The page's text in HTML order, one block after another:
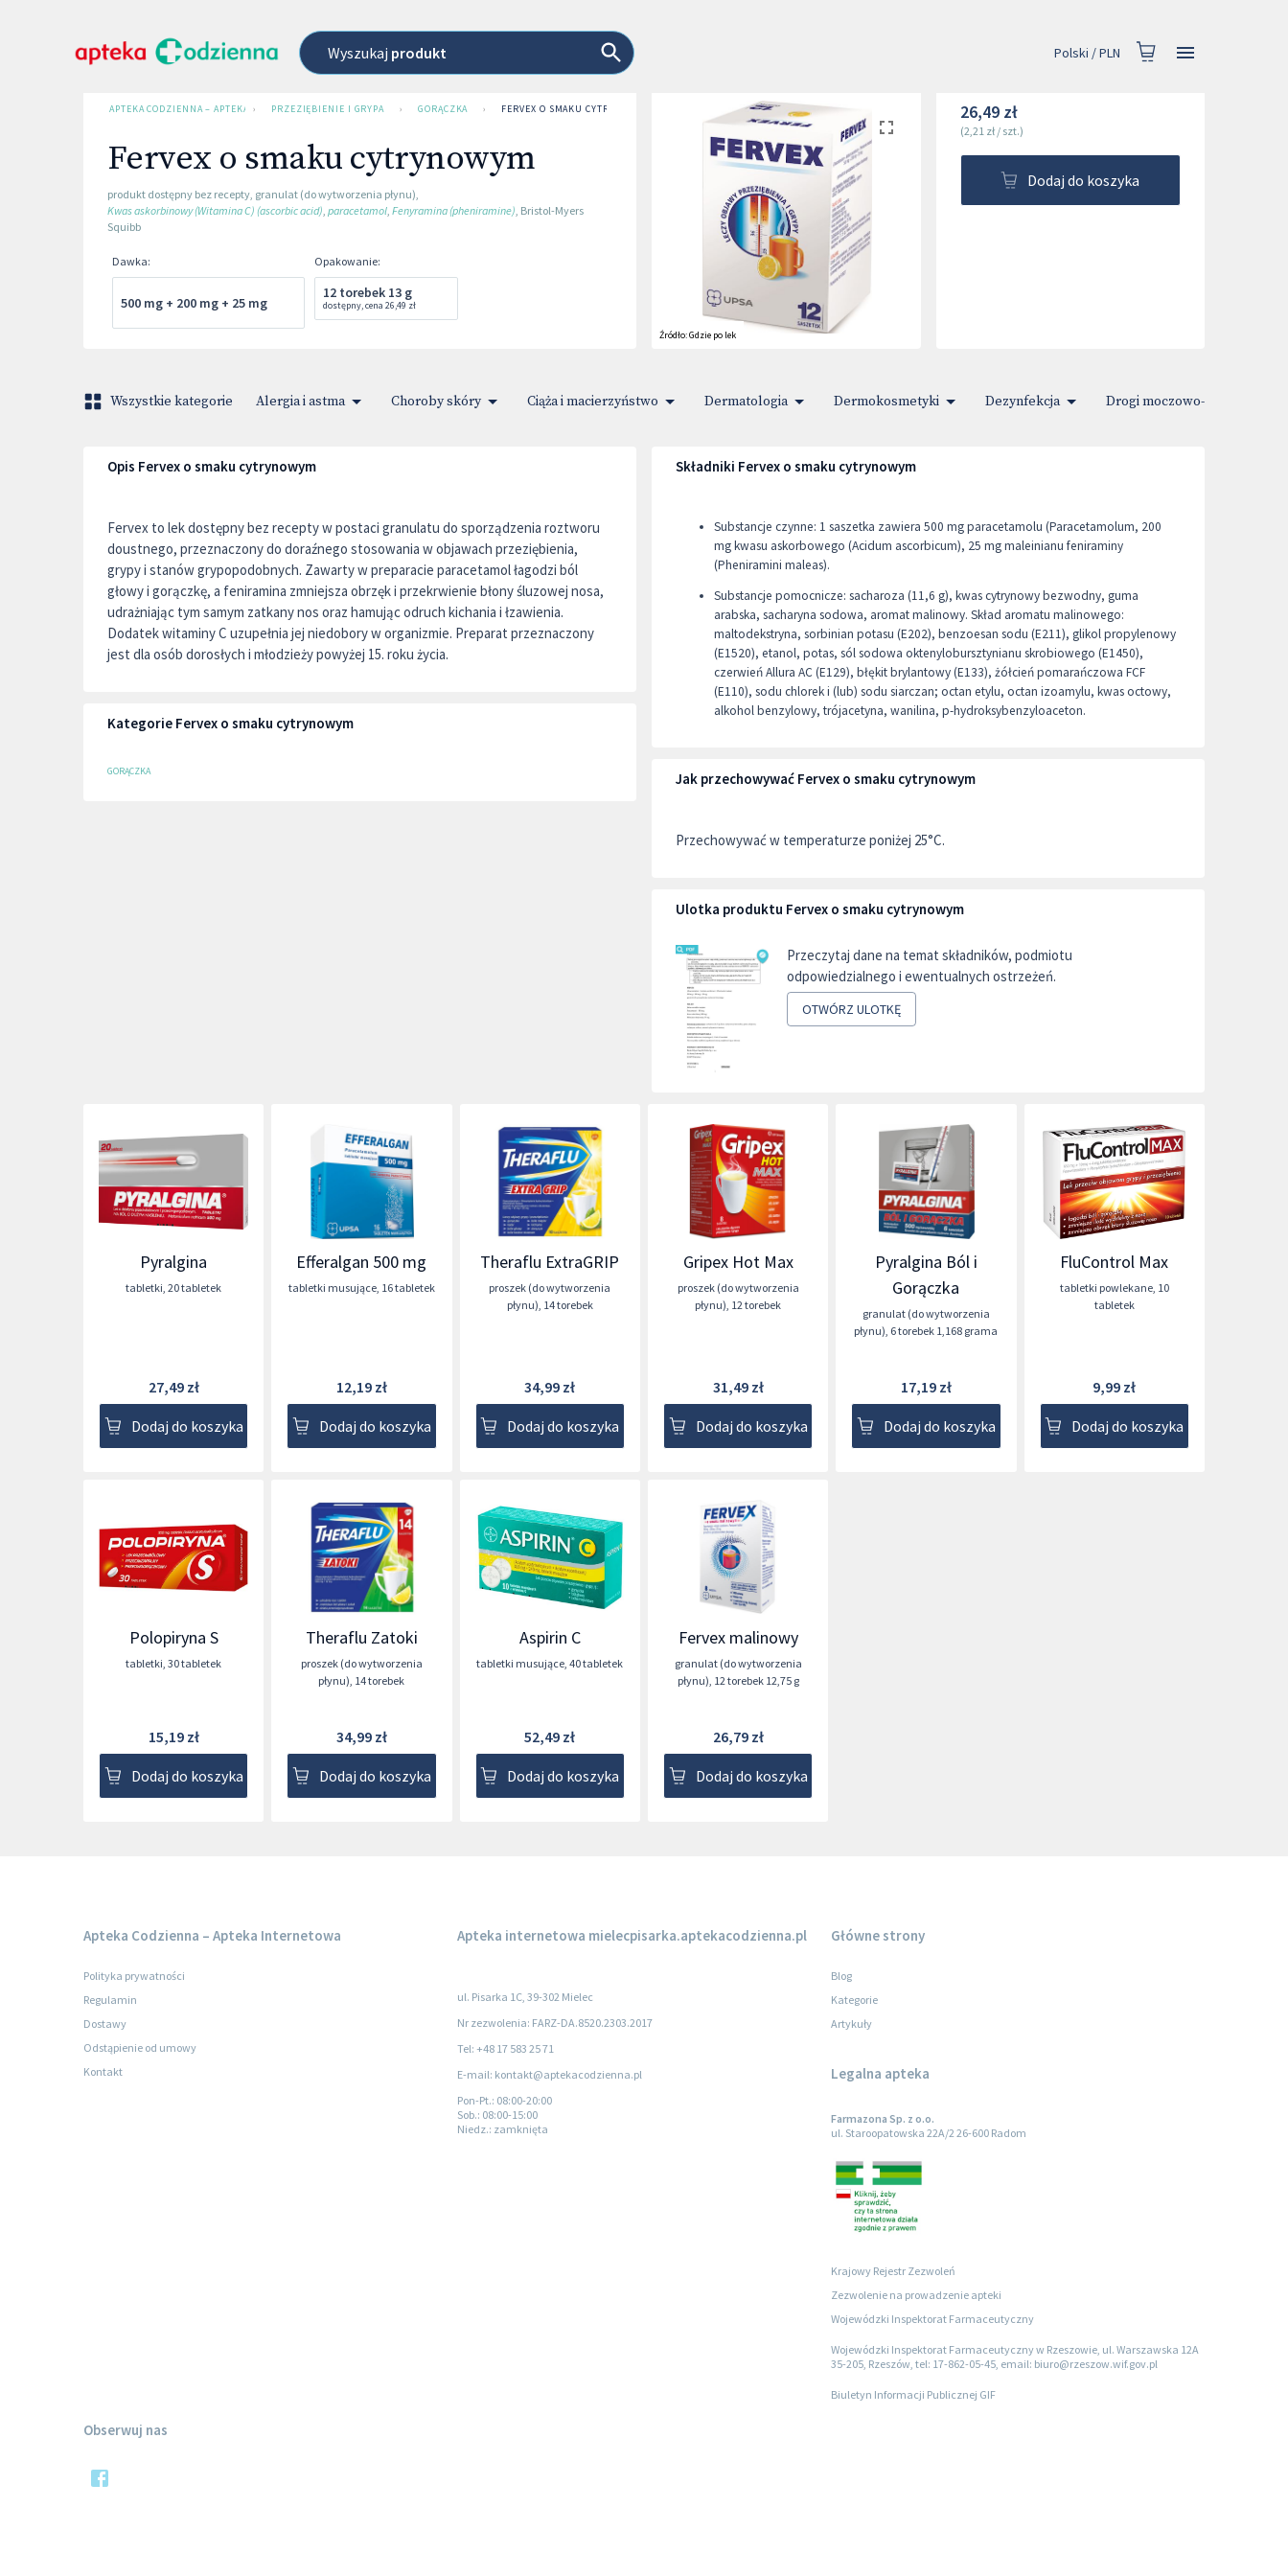
Wyszukaj produkt Polski /PLN
APTEKA CODZIENNA – APTEKA INTERNETOWA
› PRZEZIĘBIENIE I GRYPA › GORĄCZKA › FERVEX O SMAKU CYTRYNOWYM
Fervex o smaku cytrynowym
produkt dostępny bez recepty, granulat (do wytworzenia płynu),
Kwas askorbinowy (Witamina C) (ascorbic acid), paracetamol, Fenyramina (pheniramine), Bristol-Myers
Squibb
Dawka:
500 mg + 200 mg + 25 mg
Opakowanie:
12 torebek 13 g
dostępny,cena 26,49 zł
Źródło:Gdzie po lek
26,49 zł
(2,21 zł/ szt.)
Dodaj do koszyka
Wszystkie kategorie Alergia i astma Choroby skóry Ciąża i macierzyństwo Dermatologia Dermokosmetyki Dezynfekcja Drogi moczowo-płciowe
Opis Fervex o smaku cytrynowym
Fervex to lek dostępny bez recepty w postaci granulatu do sporządzenia roztworu
doustnego, przeznaczony do doraźnego stosowania w objawach przeziębienia,
grypy i stanów grypopodobnych. Zawarty w preparacie paracetamol łagodzi ból
głowy i gorączkę, a feniramina zmniejsza obrzęk i przekrwienie błony śluzowej nosa,
udrażniając tym samym zatkany nos oraz hamując odruch kichania i łzawienia.
Dodatek witaminy C uzupełnia jej niedobory w organizmie. Preparat przeznaczony
jest dla osób dorosłych i młodzieży powyżej 15. roku życia.
Kategorie Fervex o smaku cytrynowym
GORĄCZKA
Składniki Fervex o smaku cytrynowym
Substancje czynne: 1 saszetka zawiera 500 mg paracetamolu (Paracetamolum, 200
mg kwasu askorbowego (Acidum ascorbicum), 25 mg maleinianu feniraminy
(Pheniramini maleas).
Substancje pomocnicze: sacharoza (11,6 g), kwas cytrynowy bezwodny, guma
arabska, sacharyna sodowa, aromat malinowy. Skład aromatu malinowego:
maltodekstryna, sorbinian potasu (E202), benzoesan sodu (E211), glikol propylenowy
(E1520), etanol, potas, sól sodowa oktenylobursztynianu skrobiowego (E1450),
czerwień Allura AC (E129), błękit brylantowy (E133), żółcień pomarańczowa FCF
(E110), sodu chlorek i (lub) sodu siarczan; octan etylu, octan izoamylu, kwas octowy,
alkohol benzylowy, trójacetyna, wanilina, p-hydroksybenzyloaceton.
Jak przechowywać Fervex o smaku cytrynowym
Przechowywać w temperaturze poniżej 25°C.
Ulotka produktu Fervex o smaku cytrynowym
Przeczytaj dane na temat składników, podmiotu
odpowiedzialnego i ewentualnych ostrzeżeń.
OTWÓRZ ULOTKĘ
Pyralgina
tabletki ,20 tabletek
27,49 zł
Dodaj do koszyka
Efferalgan 500 mg
tabletki musujące, 16 tabletek
12,19 zł
Dodaj do koszyka
Theraflu ExtraGRIP
proszek (do wytworzenia
płynu) 14 torebek
34,99 zł
Dodaj do koszyka
Gripex Hot Max
proszek (do wytworzenia
płynu) 12 torebek
31,49 zł
Dodaj do koszyka
Pyralgina Ból i
Gorączka
granulat (do wytworzenia
płynu) 6 torebek 1,168 grama
17,19 zł
Dodaj do koszyka
FluControl Max
tabletki powlekane, 10
tabletek
9,99 zł
Dodaj do koszyka
Polopiryna S
tabletki ,30 tabletek
15,19 zł
Dodaj do koszyka
Theraflu Zatoki
proszek (do wytworzenia
płynu) 14 torebek
34,99 zł
Dodaj do koszyka
Aspirin C
tabletki musujące ,40 tabletek
52,49 zł
Dodaj do koszyka
Fervex malinowy
granulat (do wytworzenia
płynu) 12 torebek 12,75 g
26,79 zł
Dodaj do koszyka
Apteka Codzienna – Apteka Internetowa
Polityka prywatności
Regulamin
Dostawy
Odstąpienie od umowy
Kontakt
Apteka internetowa mielecpisarka.aptekacodzienna.pl
ul. Pisarka 1C, 39-302 Mielec
Nr zezwolenia: FARZ-DA.8520.2303.2017
Tel: +48 17 583 25 71
E-mail: kontakt@aptekacodzienna.pl
Pon-Pt.: 08:00-20:00
Sob.: 08:00-15:00
Niedz.: zamknięta
Główne strony
Blog
Kategorie
Artykuły
Legalna apteka
Farmazona Sp. z o.o.
ul. Staroopatowska 22A/2 26-600 Radom
Krajowy Rejestr Zezwoleń
Zezwolenie na prowadzenie apteki
Wojewódzki Inspektorat Farmaceutyczny
Wojewódzki Inspektorat Farmaceutyczny w Rzeszowie, ul. Warszawska 12A
35-205, Rzeszów, tel: 17-862-05-45, email: biuro@rzeszow.wif.gov.pl
Biuletyn Informacji Publicznej GIF
Obserwuj nas